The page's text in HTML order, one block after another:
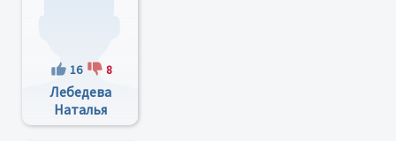
16 8
Лебедева
Наталья
Андреевна